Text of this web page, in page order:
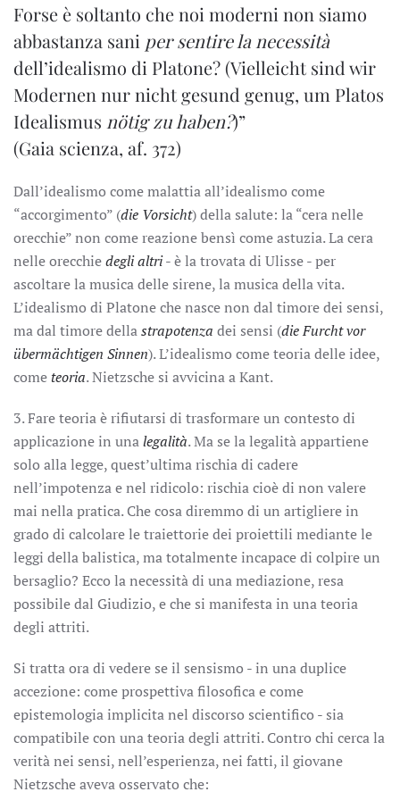
Forse è soltanto che noi moderni non siamo
abbastanza sani per sentire la necessità
dell’idealismo di Platone? (Vielleicht sind wir
Modernen nur nicht gesund genug, um Platos
Idealismus nötig zu haben?)”
(Gaia scienza, af. 372)
Dall’idealismo come malattia all’idealismo come
“accorgimento” (die Vorsicht) della salute: la “cera nelle
orecchie” non come reazione bensì come astuzia. La cera
nelle orecchiedegli altri- è la trovata di Ulisse - per
ascoltare la musica delle sirene, la musica della vita.
L’idealismo di Platone che nasce non dal timore dei sensi,
ma dal timore dellastrapotenza dei sensi (die Furcht vor
übermächtigen Sinnen). L’idealismo come teoria delle idee,
come teoria. Nietzsche si avvicina a Kant.
3. Fare teoria è rifiutarsi di trasformare un contesto di
applicazione in unalegalità. Ma se la legalità appartiene
solo alla legge, quest’ultima rischia di cadere
nell’impotenza e nel ridicolo: rischia cioè di non valere
mai nella pratica. Che cosa diremmo di un artigliere in
grado di calcolare le traiettorie dei proiettili mediante le
leggi della balistica, ma totalmente incapace di colpire un
bersaglio? Ecco la necessità di una mediazione, resa
possibile dal Giudizio, e che si manifesta in una teoria
degli attriti.
Si tratta ora di vedere se il sensismo - in una duplice
accezione: come prospettiva filosofica e come
epistemologia implicita nel discorso scientifico - sia
compatibile con una teoria degli attriti. Contro chi cerca la
verità nei sensi, nell’esperienza, nei fatti, il giovane
Nietzsche aveva osservato che: